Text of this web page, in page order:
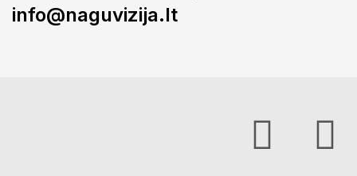
info@naguvizija.lt